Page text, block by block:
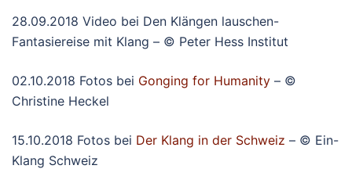
28.09.2018 Video bei Den Klängen lauschen-
Fantasiereise mit Klang – © Peter Hess Institut
02.10.2018 Fotos bei Gonging for Humanity – ©
Christine Heckel
15.10.2018 Fotos bei Der Klang in der Schweiz – © Ein-
Klang Schweiz